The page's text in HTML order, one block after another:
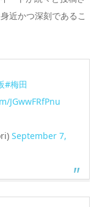
近かつ深刻であるこ
#梅田
JGwwFRfPnu
September 7,